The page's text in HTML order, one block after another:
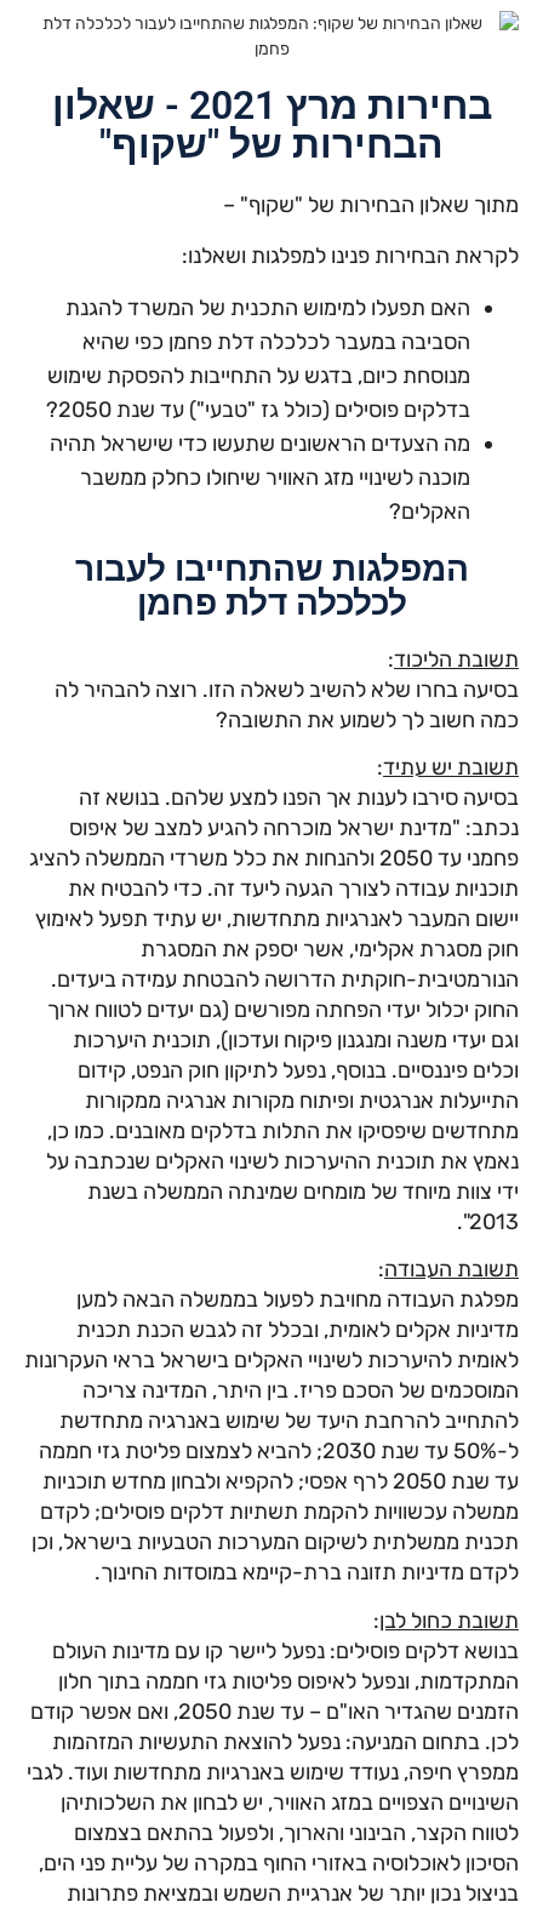
בחירות מרץ 2021 - שאלון
הבחירות של "שקוף"
מתוך שאלון הבחירות של "שקוף" –
לקראת הבחירות פנינו למפלגות ושאלנו:
האם תפעלו למימוש התכנית של המשרד להגנת
הסביבה במעבר לכלכלה דלת פחמן כפי שהיא
מנוסחת כיום, בדגש על התחייבות להפסקת שימוש
בדלקים פוסילים (כולל גז "טבעי") עד שנת 2050?
מה הצעדים הראשונים שתעשו כדי שישראל תהיה
מוכנה לשינויי מזג האוויר שיחולו כחלק ממשבר
האקלים?
המפלגות שהתחייבו לעבור
לכלכלה דלת פחמן
תשובת הליכוד:
בסיעה בחרו שלא להשיב לשאלה הזו. רוצה להבהיר לה
כמה חשוב לך לשמוע את התשובה?
תשובת יש עתיד:
בסיעה סירבו לענות אך הפנו למצע שלהם. בנושא זה
נכתב: "מדינת ישראל מוכרחה להגיע למצב של איפוס
פחמני עד 2050 ולהנחות את כלל משרדי הממשלה להציג
תוכניות עבודה לצורך הגעה ליעד זה. כדי להבטיח את
יישום המעבר לאנרגיות מתחדשות, יש עתיד תפעל לאימוץ
חוק מסגרת אקלימי, אשר יספק את המסגרת
הנורמטיבית-חוקתית הדרושה להבטחת עמידה ביעדים.
החוק יכלול יעדי הפחתה מפורשים (גם יעדים לטווח ארוך
וגם יעדי משנה ומנגנון פיקוח ועדכון), תוכנית היערכות
וכלים פיננסיים. בנוסף, נפעל לתיקון חוק הנפט, קידום
התייעלות אנרגטית ופיתוח מקורות אנרגיה ממקורות
מתחדשים שיפסיקו את התלות בדלקים מאובנים. כמו כן,
נאמץ את תוכנית ההיערכות לשינוי האקלים שנכתבה על
ידי צוות מיוחד של מומחים שמינתה הממשלה בשנת
2013".
תשובת העבודה:
מפלגת העבודה מחויבת לפעול בממשלה הבאה למען
מדיניות אקלים לאומית, ובכלל זה לגבש הכנת תכנית
לאומית להיערכות לשינויי האקלים בישראל בראי העקרונות
המוסכמים של הסכם פריז. בין היתר, המדינה צריכה
להתחייב להרחבת היעד של שימוש באנרגיה מתחדשת
ל-50% עד שנת 2030; להביא לצמצום פליטת גזי חממה
עד שנת 2050 לרף אפסי; להקפיא ולבחון מחדש תוכניות
ממשלה עכשוויות להקמת תשתיות דלקים פוסילים; לקדם
תכנית ממשלתית לשיקום המערכות הטבעיות בישראל, וכן
לקדם מדיניות תזונה ברת-קיימא במוסדות החינוך.
תשובת כחול לבן:
בנושא דלקים פוסילים: נפעל ליישר קו עם מדינות העולם
המתקדמות, ונפעל לאיפוס פליטות גזי חממה בתוך חלון
הזמנים שהגדיר האו"ם – עד שנת 2050, ואם אפשר קודם
לכן. בתחום המניעה: נפעל להוצאת התעשיות המזהמות
ממפרץ חיפה, נעודד שימוש באנרגיות מתחדשות ועוד. לגבי
השינויים הצפויים במזג האוויר, יש לבחון את השלכותיהן
לטווח הקצר, הבינוני והארוך, ולפעול בהתאם בצמצום
הסיכון לאוכלוסיה באזורי החוף במקרה של עליית פני הים,
בניצול נכון יותר של אנרגיית השמש ובמציאת פתרונות